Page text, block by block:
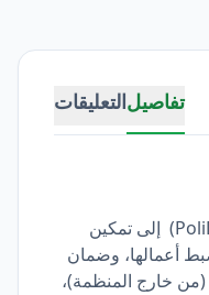
تفاصيلالتعليقات
(PoliDv) إلى تمكين
أعمالها، وضمان
(من خارج المنظمة)،